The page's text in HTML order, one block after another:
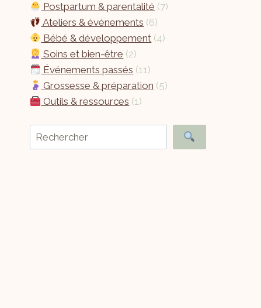
Postpartum & parentalité (7)
Ateliers & événements (6)
Bébé & développement (4)
Soins et bien-être (2)
Événements passés (11)
Grossesse & préparation (5)
Outils & ressources (1)